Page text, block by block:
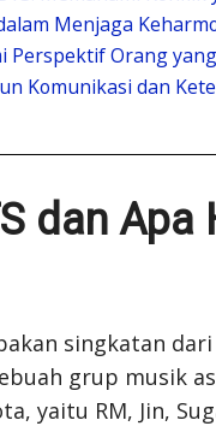
Menjaga
Perspektif Orang
Komunikasi dan
dan Apa
singkatan
grup musik
yaitu RM, Jin,